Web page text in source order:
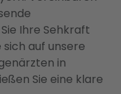
Ihre Sehkraft
auf unsere
in
Sie eine klare